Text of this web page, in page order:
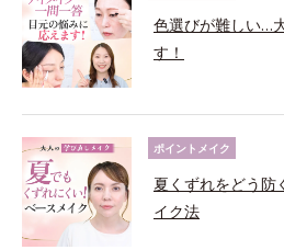
色選びが難しい…
す！
ポイントメイク
夏くずれをどう防
イク法